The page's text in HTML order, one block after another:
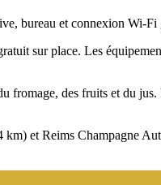
bureau et connexion Wi-Fi
sur place. Les
des fruits et du
et Reims Champagne